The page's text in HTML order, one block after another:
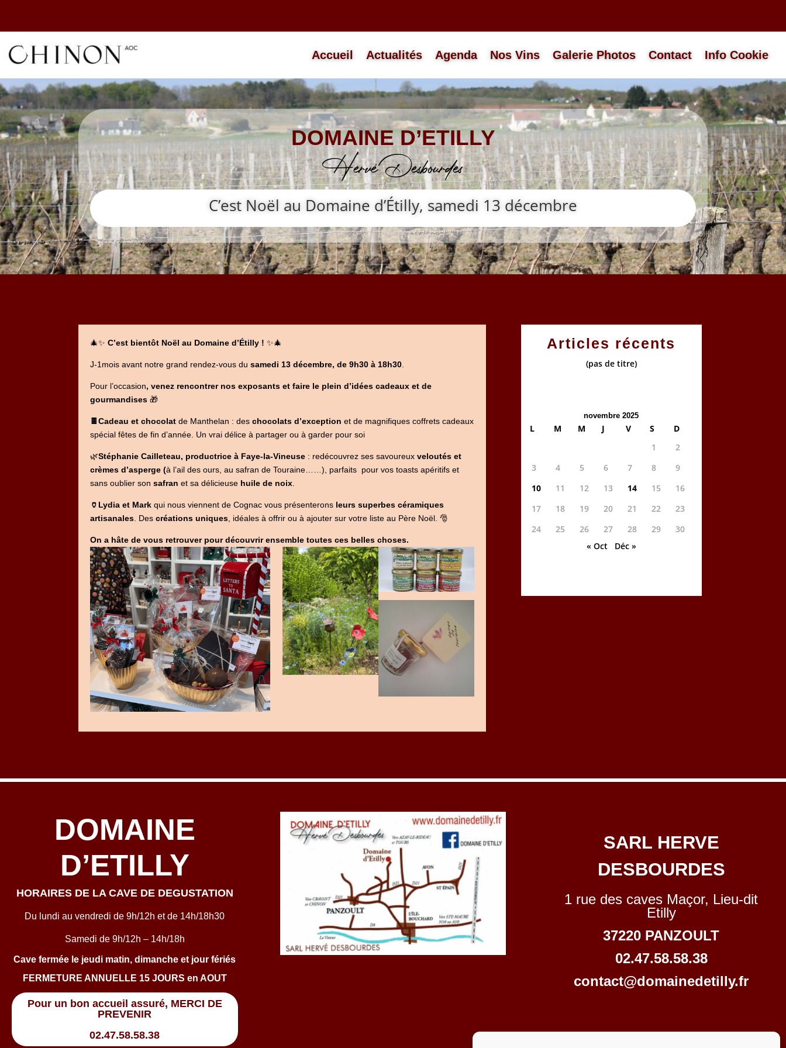
Accueil Actualités Agenda Nos Vins Galerie Photos Contact Info Cookie
DOMAINE D’ETILLY
Hervé Desbourdes
C’est Noël au Domaine d’Étilly, samedi 13 décembre
🎄✨C’est bientôt Noël au Domaine d’Étilly ! ✨🎄
J-1mois avant notre grand rendez-vous dusamedi 13 décembre, de 9h30 à 18h30
Pour l’occasion, venez rencontrer nos exposants et faire le plein d’idées cadeaux et de
gourmandises 🎁
🍫Cadeau et chocolat de Manthelan : deschocolats d’exception et de magnifiques coffrets cadeaux
spécial fêtes de fin d’année. Un vrai délice à partager ou à garder pour soi
🌿Stéphanie Cailleteau, productrice à Faye-la-Vineuse : redécouvrez ses savoureuxveloutés et
crèmes d’asperge (à l’ail des ours, au safran de Touraine……), parfaits pour vos toasts apéritifs et
sans oublier sonsafran et sa délicieuse huile de noix
🏺 Lydia et Mark qui nous viennent de Cognac vous présenterons leurs superbes céramiques
artisanales . Descréations uniques , idéales à offrir ou à ajouter sur votre liste au Père Noël. 🎅
On a hâte de vous retrouver pour découvrir ensemble toutes ces belles choses.
Articles récents
(pas de titre)
novembre 2025
L M M J V S
D
1
2
3
4 5 6 7 8
9
10
11 12 13 14 15
16
17
18 19 20 21 22
23
24
25 26 27 28 29
30
« Oct
Déc »
DOMAINE
D’ETILLY
HORAIRES DE LA CAVE DE DEGUSTATION
Du lundi au vendredi de 9h/12h et de 14h/18h30
Samedi de 9h/12h – 14h/18h
Cave fermée le jeudi matin, dimanche et jour fériés
FERMETURE ANNUELLE 15 JOURS en AOUT
Pour un bon accueil assuré, MERCI DE
PREVENIR
02.47.58.58.38
SARL HERVE
DESBOURDES
1 rue des caves Maçor, Lieu-dit
Etilly
37220 PANZOULT
02.47.58.58.38
contact@domainedetilly.fr